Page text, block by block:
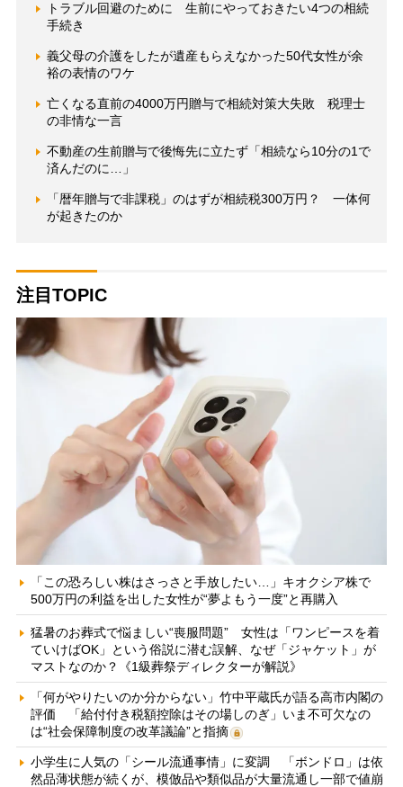
トラブル回避のために 生前にやっておきたい4つの相続
手続き
義父母の介護をしたが遺産もらえなかった50代女性が余
裕の表情のワケ
亡くなる直前の4000万円贈与で相続対策大失敗 税理士
の非情な一言
不動産の生前贈与で後悔先に立たず「相続なら10分の1で
済んだのに…」
「暦年贈与で非課税」のはずが相続税300万円？ 一体何
が起きたのか
注目TOPIC
「この恐ろしい株はさっさと手放したい…」キオクシア株で
500万円の利益を出した女性が“夢よもう一度”と再購入
猛暑のお葬式で悩ましい“喪服問題” 女性は「ワンピースを着
ていけばOK」という俗説に潜む誤解、なぜ「ジャケット」が
マストなのか？《1級葬祭ディレクターが解説》
「何がやりたいのか分からない」竹中平蔵氏が語る高市内閣の
評価 「給付付き税額控除はその場しのぎ」いま不可欠なの
は“社会保障制度の改革議論”と指摘
小学生に人気の「シール流通事情」に変調 「ボンドロ」は依
然品薄状態が続くが、模倣品や類似品が大量流通し一部で値崩